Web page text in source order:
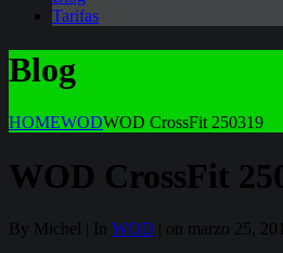
Tarifas
Blog
HOMEWODWOD CrossFit 250319
WOD CrossFit
By Michel | In WOD | on marzo 25,